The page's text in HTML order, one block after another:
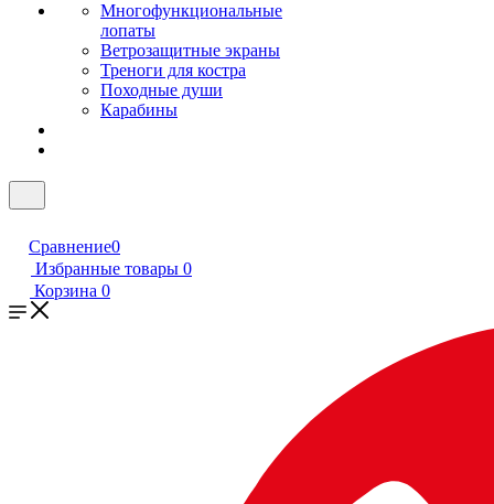
Многофункциональные
лопаты
Ветрозащитные экраны
Треноги для костра
Походные души
Карабины
Сравнение0
Избранные товары 0
Корзина 0